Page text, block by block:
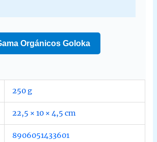
Orgánicos Goloka
250 g
22,5 × 10 × 4,5 cm
8906051433601